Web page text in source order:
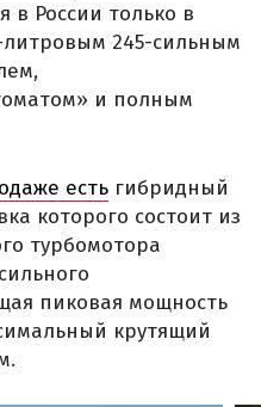
в России только в
245-сильным
и полным
есть гибридный
которого состоит из
турбомотора
пиковая мощность
крутящий